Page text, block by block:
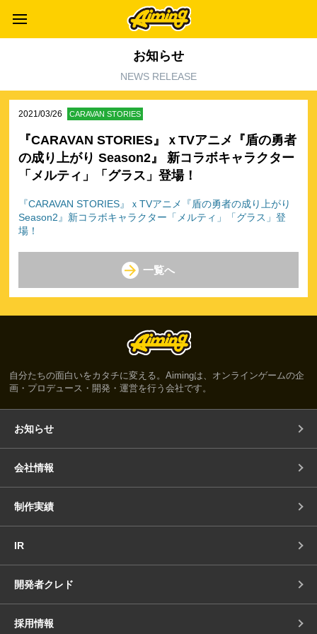
お知らせ
NEWS RELEASE
2021/03/26 CARAVAN STORIES
『CARAVAN STORIES』ｘTVアニメ『盾の勇者
の成り上がり Season2』 新コラボキャラクター
「メルティ」「グラス」登場！
『CARAVAN STORIES』ｘTVアニメ『盾の勇者の成り上がり
Season2』新コラボキャラクター「メルティ」「グラス」登
場！
一覧へ
自分たちの面白いをカタチに変える。Aimingは、オンラインゲームの企
画・プロデュース・開発・運営を行う会社です。
お知らせ
会社情報
制作実績
IR
開発者クレド
採用情報